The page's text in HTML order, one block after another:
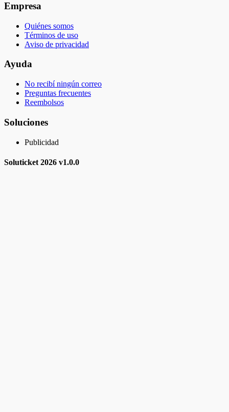
Empresa
Quiénes somos
Términos de uso
Aviso de privacidad
Ayuda
No recibí ningún correo
Preguntas frecuentes
Reembolsos
Soluciones
Publicidad
Soluticket 2026 v1.0.0